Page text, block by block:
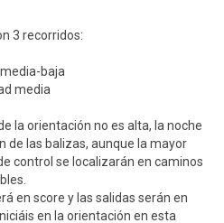
3 recorridos:
baja
media
la orientación no es alta, la noche
de las balizas, aunque la mayor
control se localizarán en caminos
en score y las salidas serán en
en la orientación en esta